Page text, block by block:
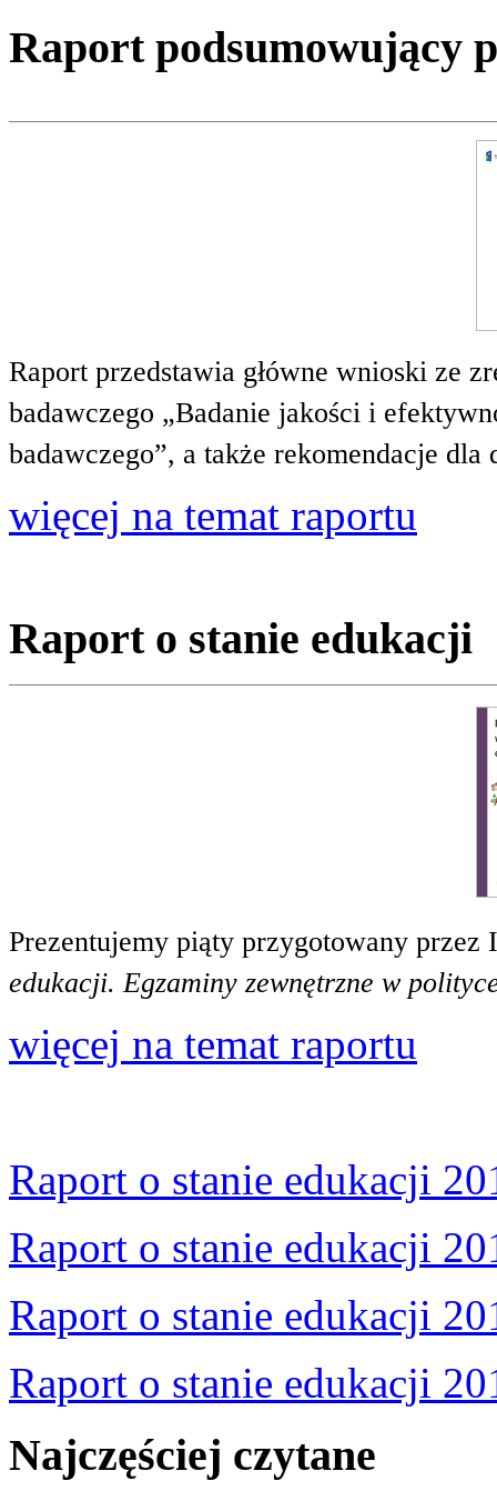
Raport podsumowujący
Raport przedstawia główne wnioski ze
badawczego „Badanie jakości i
badawczego”, a także rekomendacje
więcej na temat raportu
Raport o stanie edukacji
Prezentujemy piąty przygotowany
edukacji. Egzaminy zewnętrzne w
więcej na temat raportu
Raport o stanie edukacji
Raport o stanie edukacji
Raport o stanie edukacji
Raport o stanie edukacji
Najczęściej czytane